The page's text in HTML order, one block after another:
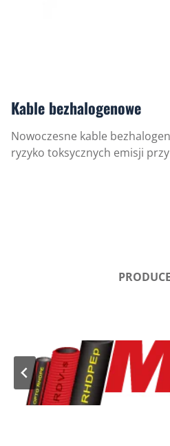
Kable bezhalogenowe
Nowoczesne kable
ryzyko toksycznych emisji